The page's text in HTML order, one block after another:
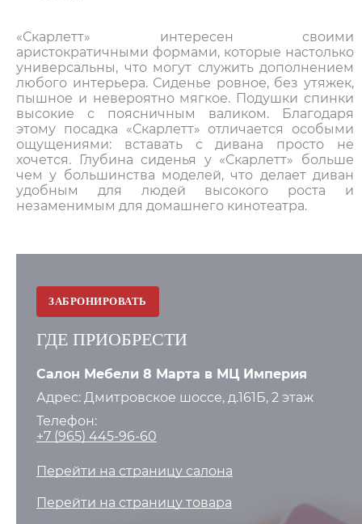
«Скарлетт» интересен своими
аристократичными формами, которые настолько
универсальны, что могут служить дополнением
любого интерьера. Сиденье ровное, без утяжек,
пышное и невероятно мягкое. Подушки спинки
высокие с поясничным валиком. Благодаря
этому посадка «Скарлетт» отличается особыми
ощущениями: вставать с дивана просто не
хочется. Глубина сиденья у «Скарлетт» больше
чем у большинства моделей, что делает диван
удобным для людей высокого роста и
незаменимым для домашнего кинотеатра.
ЗАБРОНИРОВАТЬ
ГДЕ ПРИОБРЕСТИ
Салон Мебели 8 Марта в МЦ Империя
Адрес: Дмитровское шоссе, д.161Б, 2 этаж
Телефон:
+7 (965) 445-96-60
Перейти на страницу салона
Перейти на страницу товара